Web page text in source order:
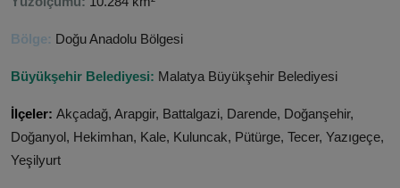
Bölge: Doğu Anadolu Bölgesi
Büyükşehir Belediyesi: Malatya Büyükşehir Belediyesi
İlçeler: Akçadağ, Arapgir, Battalgazi, Darende, Doğanşehir,
Doğanyol, Hekimhan, Kale, Kuluncak, Pütürge, Tecer, Yazıgeçe,
Yeşilyurt